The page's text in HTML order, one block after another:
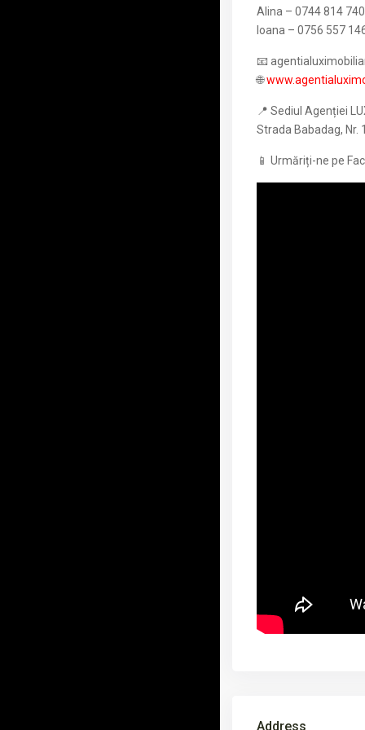
Alina – 0744 814 740
Ioana – 0756 557
📧
🌐
📍 Sediul Agenției
Strada Babadag, Nr.
📱 Urmăriți-ne pe
Address